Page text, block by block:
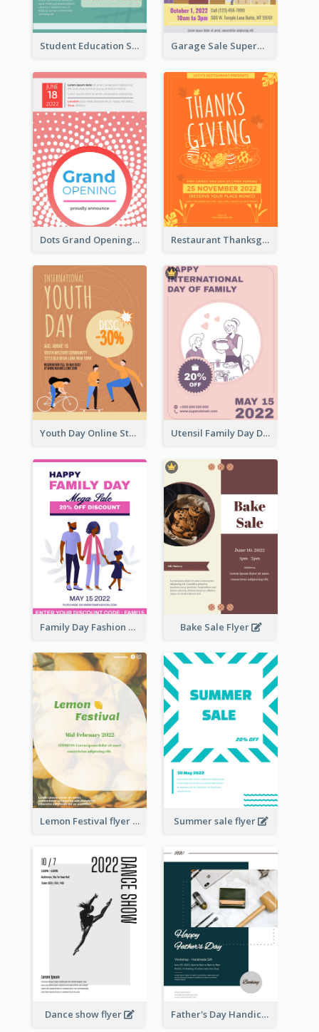
Student Education Study Flyer Garage Sale Supermarket Flyer
Dots Grand Opening Flyers Restaurant Thanksgiving Promote Flyers
Youth Day Online Store Discount Flyer Utensil Family Day Discount Flyer
Family Day Fashion Sales Flyer Bake Sale Flyer
Lemon Festival flyer Summer sale flyer
Dance show flyer Father's Day Handicrafts Workshop Flyer